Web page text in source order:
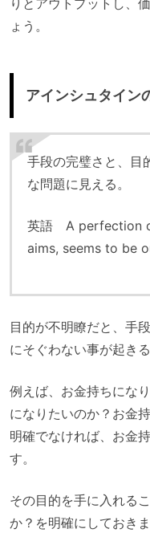
ょう。
アインシュタイ
手段の完璧さと、目
な問題に見える。
英語 A perfection
aims, seems to be
目的が不明瞭だと、手
にそぐわない事が起き
例えば、お金持ちにな
になりたいのか？お金
明確でなければ、お金
す。
その目的を手に入れる
か？を明確にしておきま